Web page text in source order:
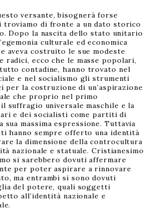
versante, bisognerà forse
troviamo di fronte a un dato storico
Dopo la nascita dello stato unitario
culturale ed economica
aveva costruito le sue modeste
radici, ecco che le masse popolari,
contadine, hanno trovato nel
e nel socialismo gli strumenti
la costruzione di un’aspirazione
che proprio nel primo
suffragio universale maschile e la
e dei socialisti come partiti di
sua massima espressione. Tuttavia
hanno sempre offerto una identità
la dimensione della controcultura
nazionale e statuale. Cristianesimo
si sarebbero dovuti affermare
per poter aspirare a rinnovare
ma entrambi si sono dovuti
del potere, quali soggetti
all’identità nazionale e